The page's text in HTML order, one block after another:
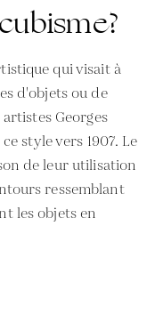
qui visait à
d'objets ou de
Georges
style vers 1907. Le
de leur utilisation
ressemblant
les objets en